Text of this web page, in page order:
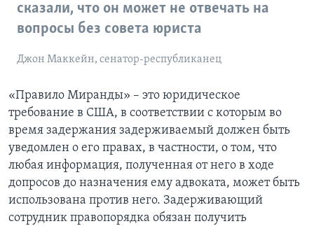
сказали, что он может не отвечать на
вопросы без совета юриста
Джон Маккейн, сенатор-республиканец
«Правило Миранды» – это юридическое
требование в США, в соответствии с которым во
время задержания задерживаемый должен быть
уведомлен о его правах, в частности, о том, что
любая информация, полученная от него в ходе
допросов до назначения ему адвоката, может быть
использована против него. Задерживающий
сотрудник правопорядка обязан получить